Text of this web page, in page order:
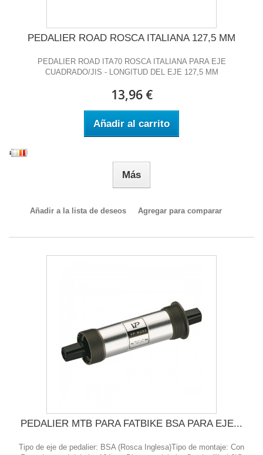
PEDALIER ROAD ROSCA ITALIANA 127,5 MM
PEDALIER ROAD ITA70 ROSCA ITALIANA PARA EJE
CUADRADO/JIS - LONGITUD DEL EJE 127,5 MM
13,96 €
Añadir al carrito
Más
Añadir a la lista de deseos Agregar para comparar
PEDALIER MTB PARA FATBIKE BSA PARA EJE...
Tipo de eje de pedalier: BSA (Rosca Inglesa)Tipo de montaje: Con